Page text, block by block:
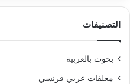
التصنيفات
بحوث بالعربية
معلقات عربي فرنسي